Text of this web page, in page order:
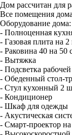
Дом рассчитан для
Все помещения
Оборудование дома:
- Полноценная
- Газовая плита на
- Раковина 40 на 50
- Вытяжка
- Подсветка
- Обеденный стол-
- Стул кухонный 2
- Кондиционер
- Шкаф для одежды
- Акустическая
- Смарт-проектор